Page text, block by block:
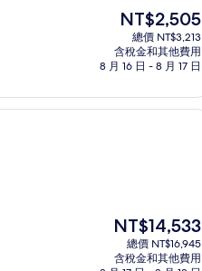
現
價
格
NT$2,505
NT$2,505
總價 NT$3,213
含稅金和其他費用
8 月 16 日 - 8 月 17 日
現
價
NT$14,533
總價 NT$16,945
含稅金和其他費用